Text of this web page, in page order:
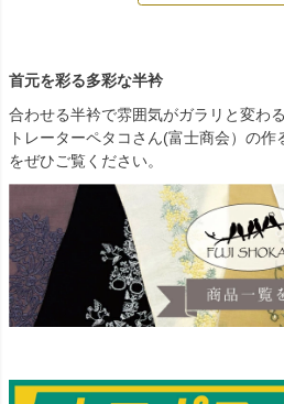
首元を彩る多彩な半衿
合わせる半衿で雰囲気がガラリと変わ
トレーターペタコさん(富士商会）の
をぜひご覧ください。